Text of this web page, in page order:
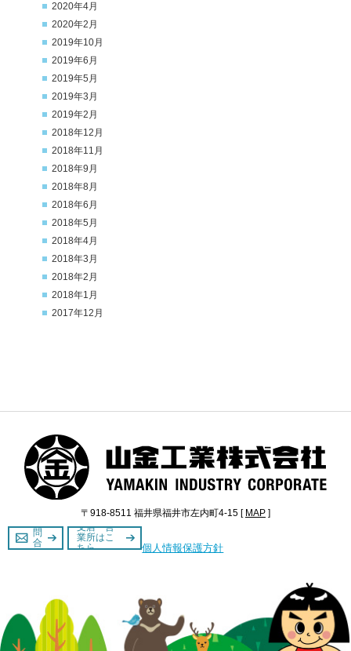
2020年4月
2020年2月
2019年10月
2019年6月
2019年5月
2019年3月
2019年2月
2018年12月
2018年11月
2018年9月
2018年8月
2018年6月
2018年5月
2018年4月
2018年3月
2018年2月
2018年1月
2017年12月
〒918-8511 福井県福井市左内町4-15 [ MAP ]
問
合
せ
支店・営
業所はこ
ちら
個人情報保護方針